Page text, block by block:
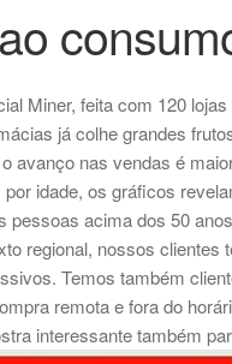
Miner, feita com 120
já colhe grandes
avanço nas vendas é
por idade, os gráficos
pessoas acima dos 50
regional, nossos
Temos também
remota e fora do
interessante também